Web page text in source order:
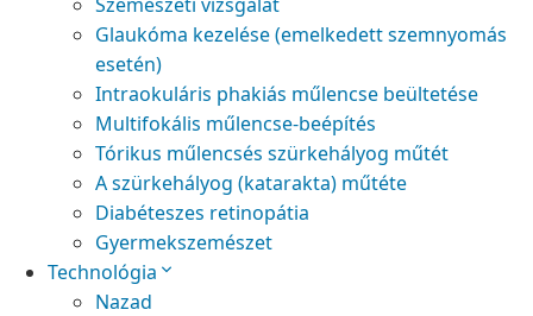
Glaukóma kezelése (emelkedett szemnyomás
esetén)
Intraokuláris phakiás műlencse beültetése
Multifokális műlencse-beépítés
Tórikus műlencsés szürkehályog műtét
A szürkehályog (katarakta) műtéte
Diabéteszes retinopátia
Gyermekszemészet
Technológia
Nazad